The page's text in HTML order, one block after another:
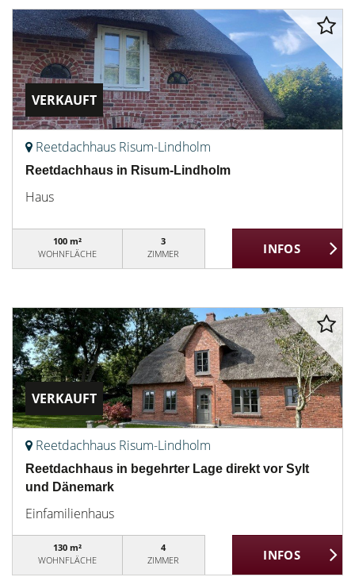
VERKAUFT
Reetdachhaus Risum-Lindholm
Reetdachhaus in Risum-Lindholm
Haus
100 m²
WOHNFLÄCHE
3
ZIMMER
VERKAUFT
Reetdachhaus Risum-Lindholm
Reetdachhaus in begehrter Lage direkt vor Sylt
und Dänemark
Einfamilienhaus
130 m²
WOHNFLÄCHE
4
ZIMMER